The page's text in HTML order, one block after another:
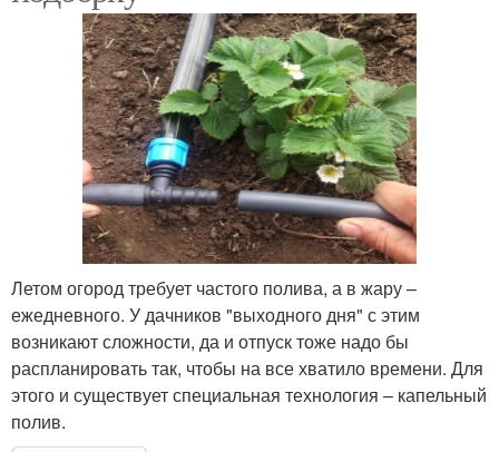
Летом огород требует частого полива, а в жару –
ежедневного. У дачников "выходного дня" с этим
возникают сложности, да и отпуск тоже надо бы
распланировать так, чтобы на все хватило времени. Для
этого и существует специальная технология – капельный
полив.